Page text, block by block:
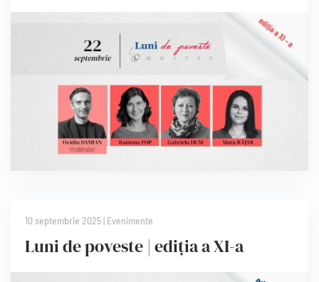
10 septembrie 2025| Evenimente
Luni de poveste | ediția a XI-a